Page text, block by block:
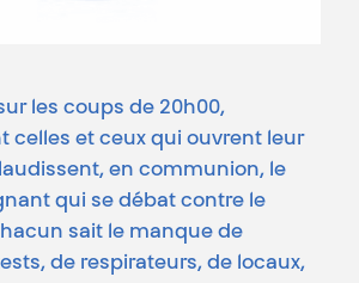
les coups de 20h00,
celles et ceux qui ouvrent leur
en communion, le
qui se débat contre le
sait le manque de
de respirateurs, de locaux,